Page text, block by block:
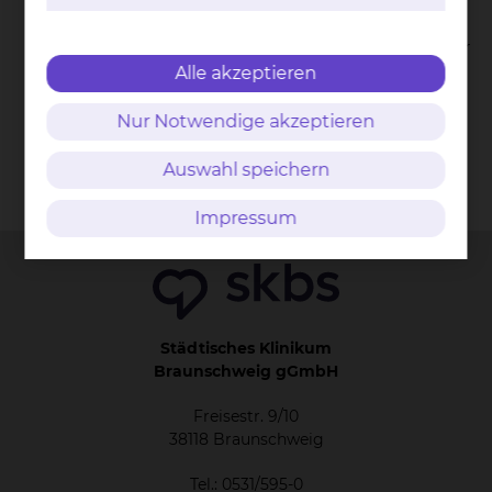
Pflegeeinrichtungen und Hausärztinnen oder
Entgelttransparenz
Städtisches Klinikum
Braunschweig gGmbH
Freisestr. 9/10
38118 Braunschweig
Tel.: 0531/595-0
Alle akzeptieren
Nur Notwendige akzeptieren
Auswahl speichern
Impressum